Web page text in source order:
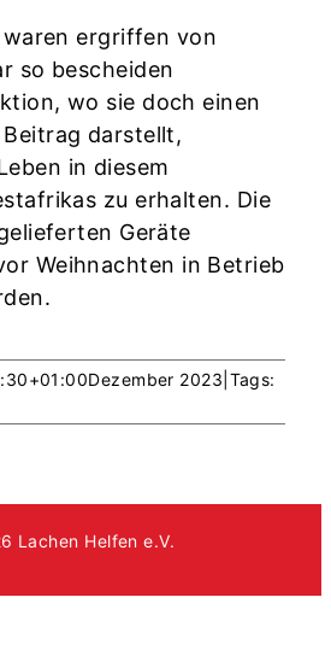
ergriffen von
so bescheiden
wo sie doch einen
darstellt,
in diesem
zu erhalten. Die
Geräte
Weihnachten in Betrieb
Dezember 2023 Tags:
Lachen Helfen e.V.